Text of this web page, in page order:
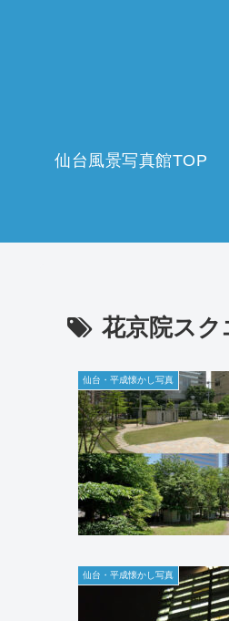
仙台風景写真館TOP
花京院スク
仙台・平成懐かし写真
仙台・平成懐かし写真